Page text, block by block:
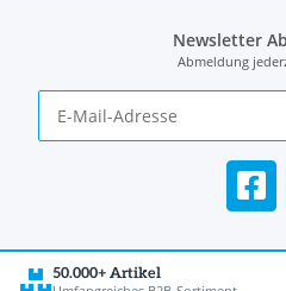
Newsletter
Abmeldung
50.000+ Artikel